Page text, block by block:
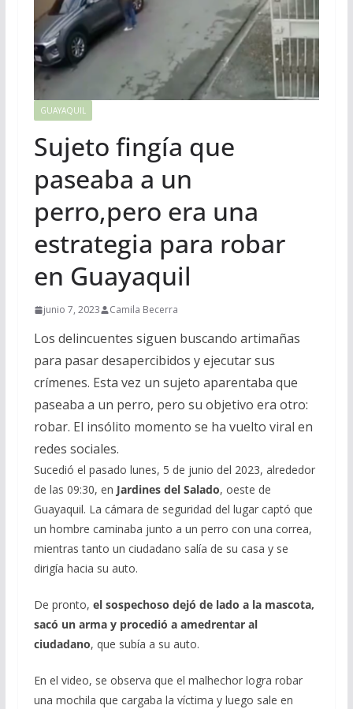
GUAYAQUIL
Sujeto fingía que
paseaba a un
perro,pero era una
estrategia para robar
en Guayaquil
junio 7, 2023 Camila Becerra
Los delincuentes siguen buscando artimañas
para pasar desapercibidos y ejecutar sus
crímenes. Esta vez un sujeto aparentaba que
paseaba a un perro, pero su objetivo era otro:
robar. El insólito momento se ha vuelto viral en
redes sociales.
Sucedió el pasado lunes, 5 de junio del 2023, alrededor
de las 09:30, en Jardines del Salado, oeste de
Guayaquil. La cámara de seguridad del lugar captó que
un hombre caminaba junto a un perro con una correa,
mientras tanto un ciudadano salía de su casa y se
dirigía hacia su auto.
De pronto, el sospechoso dejó de lado a la mascota,
sacó un arma y procedió a amedrentar al
ciudadano, que subía a su auto.
En el video, se observa que el malhechor logra robar
una mochila que cargaba la víctima y luego sale en